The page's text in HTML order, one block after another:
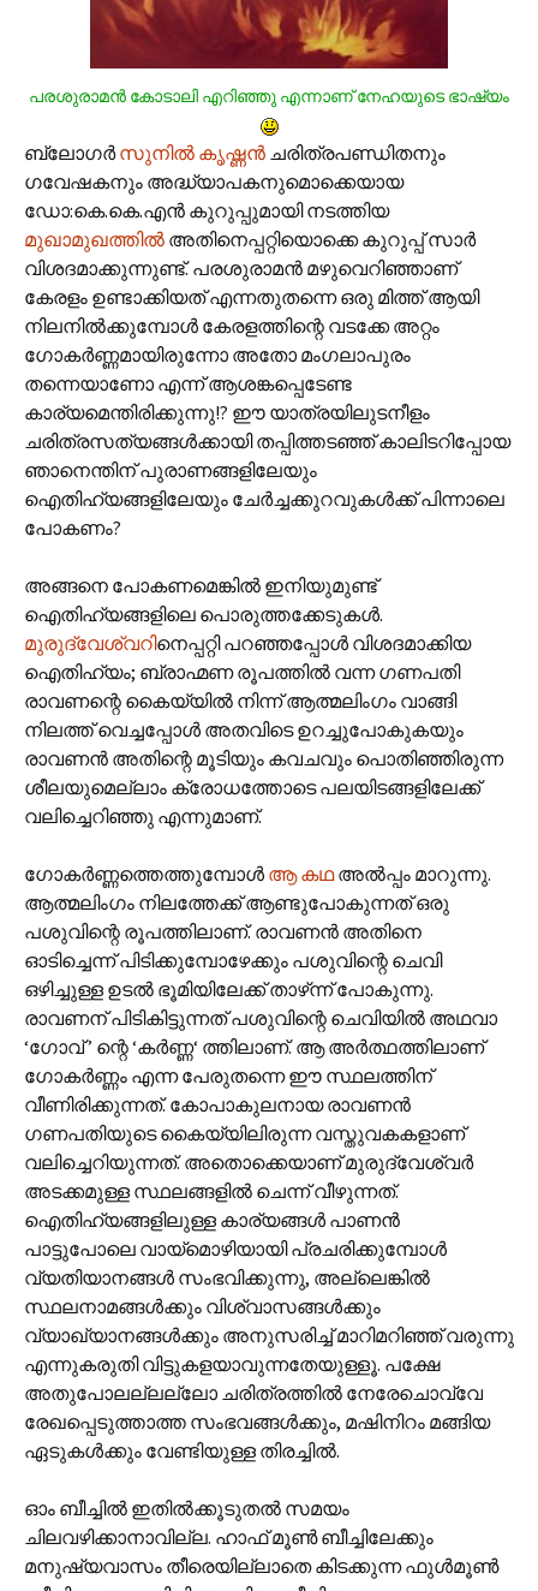
പരശുരാമന്‍ കോടാലി എറിഞ്ഞു എന്നാണ് നേഹയുടെ ഭാഷ്യം
ബ്ലോഗര്‍സുനില്‍ കൃഷ്ണന്‍ ചരിത്രപണ്ഡിതനും
ഗവേഷകനും അദ്ധ്യാപകനുമൊക്കെയായ
ഡോ:കെ.കെ.എന്‍ കുറുപ്പുമായി നടത്തിയ
മുഖാമുഖത്തില്‍ അതിനെപ്പറ്റിയൊക്കെ കുറുപ്പ് സാര്‍
വിശദമാക്കുന്നുണ്ട്. പരശുരാമന്‍ മഴുവെറിഞ്ഞാണ്
കേരളം ഉണ്ടാക്കിയത് എന്നതുതന്നെ ഒരു മിത്ത് ആയി
നിലനില്‍ക്കുമ്പോള്‍ കേരളത്തിന്റെ വടക്കേ അറ്റം
ഗോകര്‍ണ്ണമായിരുന്നോ അതോ മംഗലാപുരം
തന്നെയാണോ എന്ന് ആശങ്കപ്പെടേണ്ട
കാര്യമെന്തിരിക്കുന്നു!? ഈ യാത്രയിലുടനീളം
ചരിത്രസത്യങ്ങള്‍ക്കായി തപ്പിത്തടഞ്ഞ് കാലിടറിപ്പോയ
ഞാനെന്തിന് പുരാണങ്ങളിലേയും
ഐതിഹ്യങ്ങളിലേയും ചേര്‍ച്ചക്കുറവുകള്‍ക്ക് പിന്നാലെ
പോകണം?
അങ്ങനെ പോകണമെങ്കില്‍ ഇനിയുമുണ്ട്
ഐതിഹ്യങ്ങളിലെ പൊരുത്തക്കേടുകള്‍.
മുരുദ്വേശ്വറിനെപ്പറ്റി പറഞ്ഞപ്പോള്‍ വിശദമാക്കിയ
ഐതിഹ്യം; ബ്രാഹ്മണ രൂപത്തില്‍ വന്ന ഗണപതി
രാവണന്റെ കൈയ്യില്‍ നിന്ന് ആത്മലിംഗം വാങ്ങി
നിലത്ത് വെച്ചപ്പോള്‍ അതവിടെ ഉറച്ചുപോകുകയും
രാവണന്‍ അതിന്റെ മൂടിയും കവചവും പൊതിഞ്ഞിരുന്ന
ശീലയുമെല്ലാം ക്രോധത്തോടെ പലയിടങ്ങളിലേക്ക്
വലിച്ചെറിഞ്ഞു എന്നുമാണ്.
ഗോകര്‍ണ്ണത്തെത്തുമ്പോള്‍ ആ കഥഅല്‍പ്പം മാറുന്നു.
ആത്മലിംഗം നിലത്തേക്ക് ആണ്ടുപോകുന്നത് ഒരു
പശുവിന്റെ രൂപത്തിലാണ്. രാവണന്‍ അതിനെ
ഓടിച്ചെന്ന് പിടിക്കുമ്പോഴേക്കും പശുവിന്റെ ചെവി
ഒഴിച്ചുള്ള ഉടല്‍ ഭൂമിയിലേക്ക് താഴ്‌ന്ന് പോകുന്നു.
രാവണന് പിടികിട്ടുന്നത് പശുവിന്റെ ചെവിയില്‍ അഥവാ
‘ഗോവ് ’ ന്റെ ‘കര്‍ണ്ണ‘ ത്തിലാണ്. ആ അര്‍ത്ഥത്തിലാണ്
ഗോകര്‍ണ്ണം എന്ന പേരുതന്നെ ഈ സ്ഥലത്തിന്
വീണിരിക്കുന്നത്. കോപാകുലനായ രാവണന്‍
ഗണപതിയുടെ കൈയ്യിലിരുന്ന വസ്തുവകകളാണ്
വലിച്ചെറിയുന്നത്. അതൊക്കെയാണ് മുരുദ്വേശ്വര്‍
അടക്കമുള്ള സ്ഥലങ്ങളില്‍ ചെന്ന് വീഴുന്നത്.
ഐതിഹ്യങ്ങളിലുള്ള കാര്യങ്ങള്‍ പാണന്‍
പാട്ടുപോലെ വായ്മൊഴിയായി പ്രചരിക്കുമ്പോള്‍
വ്യതിയാനങ്ങള്‍ സംഭവിക്കുന്നു, അല്ലെങ്കില്‍
സ്ഥലനാമങ്ങള്‍ക്കും വിശ്വാസങ്ങള്‍ക്കും
വ്യാഖ്യാനങ്ങള്‍ക്കും അനുസരിച്ച് മാറിമറിഞ്ഞ് വരുന്നു
എന്നുകരുതി വിട്ടുകളയാവുന്നതേയുള്ളൂ. പക്ഷേ
അതുപോലല്ലല്ലോ ചരിത്രത്തില്‍ നേരേചൊവ്വേ
രേഖപ്പെടുത്താത്ത സംഭവങ്ങള്‍ക്കും, മഷിനിറം മങ്ങിയ
ഏടുകള്‍ക്കും വേണ്ടിയുള്ള തിരച്ചില്‍.
ഓം ബീച്ചില്‍ ഇതില്‍ക്കൂടുതല്‍ സമയം
ചിലവഴിക്കാനാവില്ല. ഹാഫ് മൂണ്‍ ബീച്ചിലേക്കും
മനുഷ്യവാസം തീരെയില്ലാതെ കിടക്കുന്ന ഫുള്‍മൂണ്‍